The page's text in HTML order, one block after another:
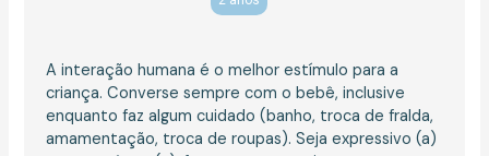
A interação humana é o melhor estímulo para a
criança. Converse sempre com o bebê, inclusive
enquanto faz algum cuidado (banho, troca de fralda,
amamentação, troca de roupas). Seja expressivo (a)